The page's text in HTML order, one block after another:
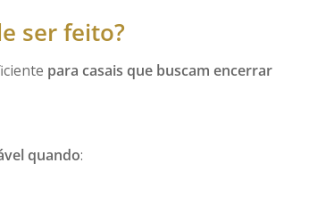
ser feito?
para casais que buscam encerrar
quando: